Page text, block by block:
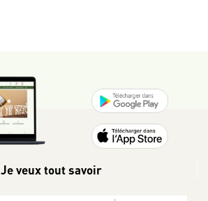
Je veux tout savoir